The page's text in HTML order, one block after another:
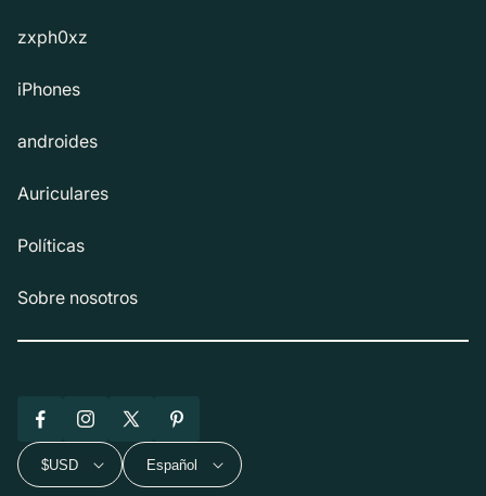
zxph0xz
iPhones
androides
Auriculares
Políticas
Sobre nosotros
FacebookInstagram
X
(Twitter)
Pinterest
$USD Español